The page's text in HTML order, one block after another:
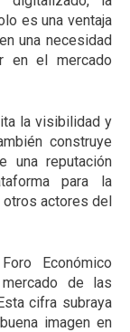
es una ventaja
una necesidad
en el mercado
la visibilidad y
construye
una reputación
para la
actores del
Económico
de las
cifra subraya
imagen en